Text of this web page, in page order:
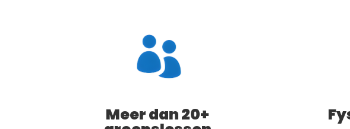
Meer dan 20+